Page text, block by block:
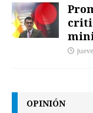
OPINIÓN